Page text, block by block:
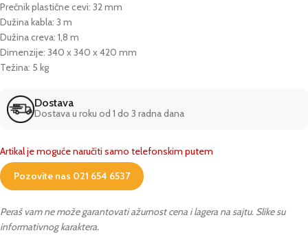
Prečnik plastične cevi: 32 mm
Dužina kabla: 3 m
Dužina creva: 1,8 m
Dimenzije: 340 x 340 x 420 mm
Težina: 5 kg
Dostava
Dostava u roku od 1 do 3 radna dana
Artikal je moguće naručiti samo telefonskim putem
Pozovite nas 021 654 6537
Peraš vam ne može garantovati ažurnost cena i lagera na sajtu. Slike su
informativnog karaktera.